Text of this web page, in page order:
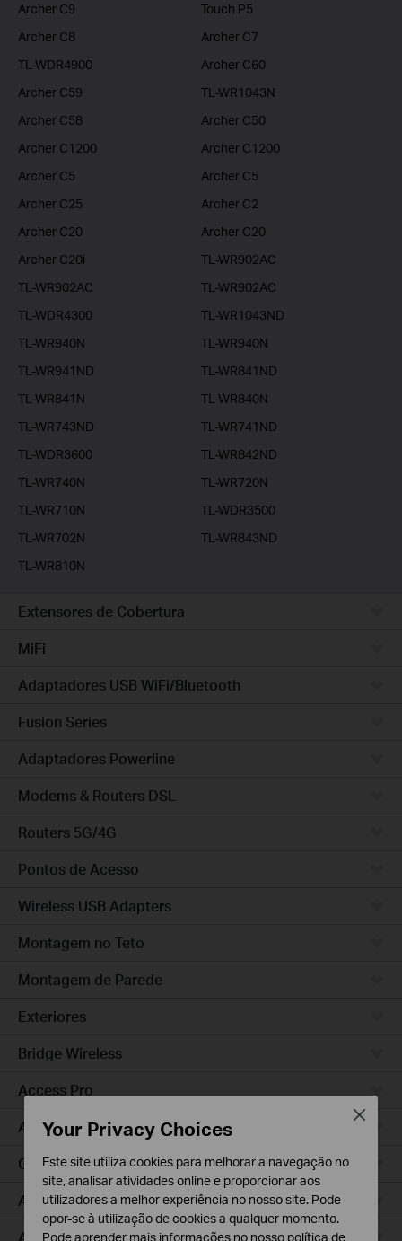
Archer C9
Touch P5
Archer C8
Archer C7
TL-WDR4900
Archer C60
Archer C59
TL-WR1043N
Archer C58
Archer C50
Archer C1200
Archer C1200
Archer C5
Archer C5
Archer C25
Archer C2
Archer C20
Archer C20
Archer C20i
TL-WR902AC
TL-WR902AC
TL-WR902AC
TL-WDR4300
TL-WR1043ND
TL-WR940N
TL-WR940N
TL-WR941ND
TL-WR841ND
TL-WR841N
TL-WR840N
TL-WR743ND
TL-WR741ND
TL-WDR3600
TL-WR842ND
TL-WR740N
TL-WR720N
TL-WR710N
TL-WDR3500
TL-WR702N
TL-WR843ND
TL-WR810N
Extensores de Cobertura
MiFi
Adaptadores USB WiFi/Bluetooth
Fusion Series
Adaptadores Powerline
Modems & Routers DSL
Routers 5G/4G
Pontos de Acesso
Wireless USB Adapters
Montagem no Teto
Montagem de Parede
Exteriores
Bridge Wireless
Access Pro
Access Plus
GPON
Agile
Access
Your Privacy Choices
Este site utiliza cookies para melhorar a navegação no
site, analisar atividades online e proporcionar aos
utilizadores a melhor experiência no nosso site. Pode
opor-se à utilização de cookies a qualquer momento.
Pode aprender mais informações no nosso política de
Close